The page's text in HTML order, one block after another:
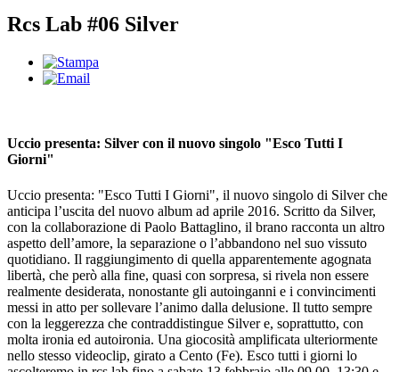
Rcs Lab #06 Silver
Uccio presenta: Silver con il nuovo singolo "Esco Tutti I
Giorni"
Uccio presenta: "Esco Tutti I Giorni", il nuovo singolo di Silver che
anticipa l’uscita del nuovo album ad aprile 2016. Scritto da Silver,
con la collaborazione di Paolo Battaglino, il brano racconta un altro
aspetto dell’amore, la separazione o l’abbandono nel suo vissuto
quotidiano. Il raggiungimento di quella apparentemente agognata
libertà, che però alla fine, quasi con sorpresa, si rivela non essere
realmente desiderata, nonostante gli autoinganni e i convincimenti
messi in atto per sollevare l’animo dalla delusione. Il tutto sempre
con la leggerezza che contraddistingue Silver e, soprattutto, con
molta ironia ed autoironia. Una giocosità amplificata ulteriormente
nello stesso videoclip, girato a Cento (Fe). Esco tutti i giorni lo